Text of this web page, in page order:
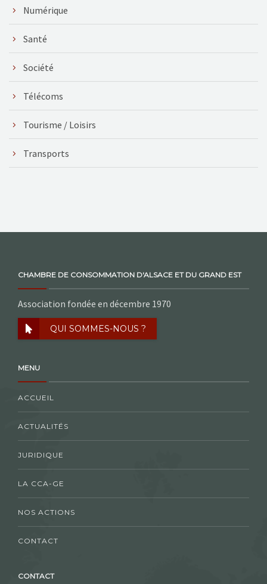
Numérique
Santé
Société
Télécoms
Tourisme / Loisirs
Transports
CHAMBRE DE CONSOMMATION D'ALSACE ET DU GRAND EST
Association fondée en décembre 1970
QUI SOMMES-NOUS ?
MENU
ACCUEIL
ACTUALITÉS
JURIDIQUE
LA CCA-GE
NOS ACTIONS
CONTACT
CONTACT